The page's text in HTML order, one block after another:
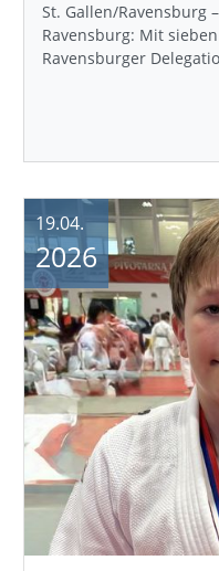
St. Gallen/Ravensburg
Ravensburg: Mit
Ravensburger
19.04.
2026